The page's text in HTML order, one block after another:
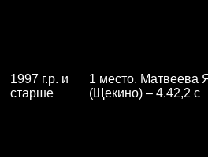
1997 г.р. и
старше
1 место. Матвеева
(Щекино) – 4.42,2 с